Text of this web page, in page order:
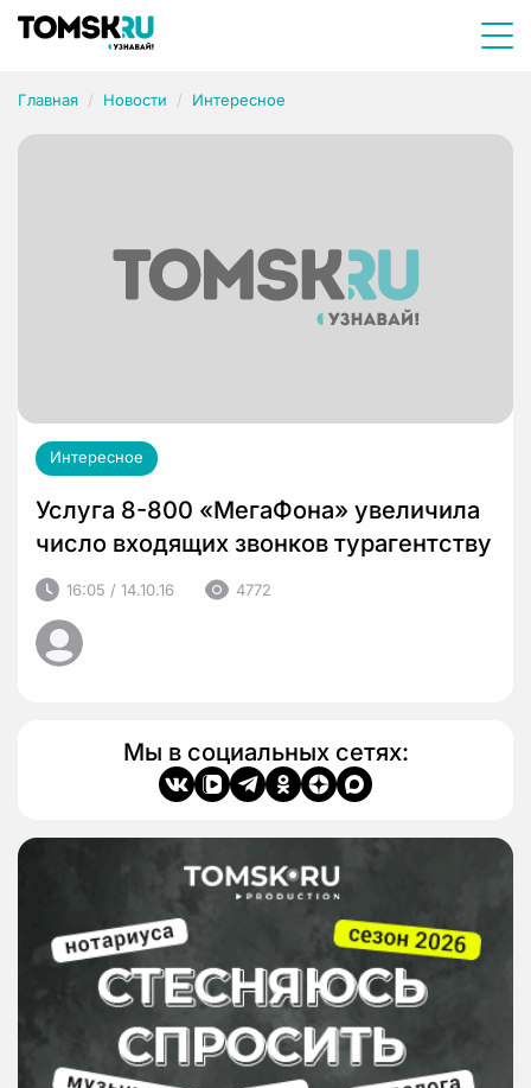
Главная Новости Интересное
Интересное
Услуга 8-800 «МегаФона» увеличила
число входящих звонков турагентству
16:05 / 14.10.16 4772
Мы в социальных сетях: